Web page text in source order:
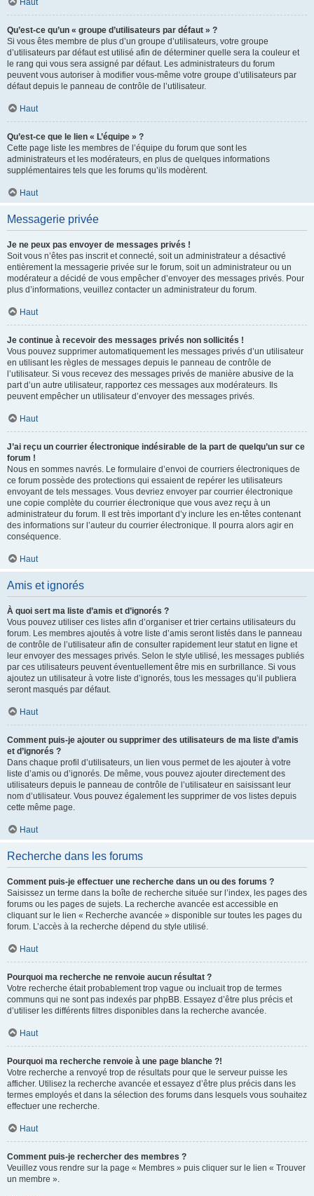
Haut
Qu’est-ce qu’un « groupe d’utilisateurs par défaut » ?
Si vous êtes membre de plus d’un groupe d’utilisateurs, votre groupe
d’utilisateurs par défaut est utilisé afin de déterminer quelle sera la couleur et
le rang qui vous sera assigné par défaut. Les administrateurs du forum
peuvent vous autoriser à modifier vous-même votre groupe d’utilisateurs par
défaut depuis le panneau de contrôle de l’utilisateur.
Haut
Qu’est-ce que le lien « L’équipe » ?
Cette page liste les membres de l’équipe du forum que sont les
administrateurs et les modérateurs, en plus de quelques informations
supplémentaires tels que les forums qu’ils modèrent.
Haut
Messagerie privée
Je ne peux pas envoyer de messages privés !
Soit vous n’êtes pas inscrit et connecté, soit un administrateur a désactivé
entièrement la messagerie privée sur le forum, soit un administrateur ou un
modérateur a décidé de vous empêcher d’envoyer des messages privés. Pour
plus d’informations, veuillez contacter un administrateur du forum.
Haut
Je continue à recevoir des messages privés non sollicités !
Vous pouvez supprimer automatiquement les messages privés d’un utilisateur
en utilisant les règles de messages depuis le panneau de contrôle de
l’utilisateur. Si vous recevez des messages privés de manière abusive de la
part d’un autre utilisateur, rapportez ces messages aux modérateurs. Ils
peuvent empêcher un utilisateur d’envoyer des messages privés.
Haut
J’ai reçu un courrier électronique indésirable de la part de quelqu’un sur ce
forum !
Nous en sommes navrés. Le formulaire d’envoi de courriers électroniques de
ce forum possède des protections qui essaient de repérer les utilisateurs
envoyant de tels messages. Vous devriez envoyer par courrier électronique
une copie complète du courrier électronique que vous avez reçu à un
administrateur du forum. Il est très important d’y inclure les en-têtes contenant
des informations sur l’auteur du courrier électronique. Il pourra alors agir en
conséquence.
Haut
Amis et ignorés
À quoi sert ma liste d’amis et d’ignorés ?
Vous pouvez utiliser ces listes afin d’organiser et trier certains utilisateurs du
forum. Les membres ajoutés à votre liste d’amis seront listés dans le panneau
de contrôle de l’utilisateur afin de consulter rapidement leur statut en ligne et
leur envoyer des messages privés. Selon le style utilisé, les messages publiés
par ces utilisateurs peuvent éventuellement être mis en surbrillance. Si vous
ajoutez un utilisateur à votre liste d’ignorés, tous les messages qu’il publiera
seront masqués par défaut.
Haut
Comment puis-je ajouter ou supprimer des utilisateurs de ma liste d’amis
et d’ignorés ?
Dans chaque profil d’utilisateurs, un lien vous permet de les ajouter à votre
liste d’amis ou d’ignorés. De même, vous pouvez ajouter directement des
utilisateurs depuis le panneau de contrôle de l’utilisateur en saisissant leur
nom d’utilisateur. Vous pouvez également les supprimer de vos listes depuis
cette même page.
Haut
Recherche dans les forums
Comment puis-je effectuer une recherche dans un ou des forums ?
Saisissez un terme dans la boîte de recherche située sur l’index, les pages des
forums ou les pages de sujets. La recherche avancée est accessible en
cliquant sur le lien « Recherche avancée » disponible sur toutes les pages du
forum. L’accès à la recherche dépend du style utilisé.
Haut
Pourquoi ma recherche ne renvoie aucun résultat ?
Votre recherche était probablement trop vague ou incluait trop de termes
communs qui ne sont pas indexés par phpBB. Essayez d’être plus précis et
d’utiliser les différents filtres disponibles dans la recherche avancée.
Haut
Pourquoi ma recherche renvoie à une page blanche ?!
Votre recherche a renvoyé trop de résultats pour que le serveur puisse les
afficher. Utilisez la recherche avancée et essayez d’être plus précis dans les
termes employés et dans la sélection des forums dans lesquels vous souhaitez
effectuer une recherche.
Haut
Comment puis-je rechercher des membres ?
Veuillez vous rendre sur la page « Membres » puis cliquer sur le lien « Trouver
un membre ».